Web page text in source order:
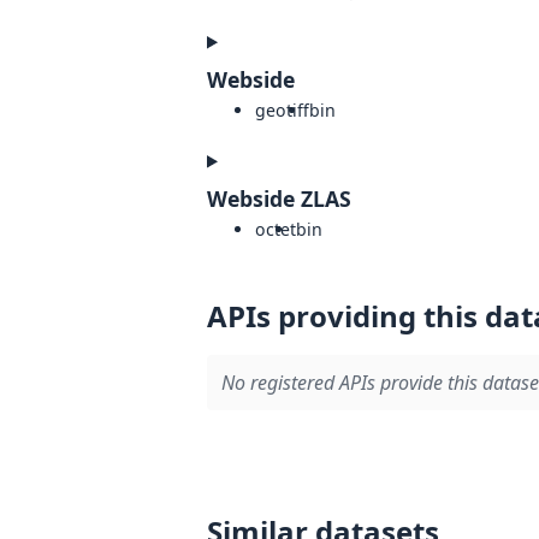
Webside
geotiffbin
Webside ZLAS
octetbin
APIs providing this
No registered APIs provide this
Similar datasets